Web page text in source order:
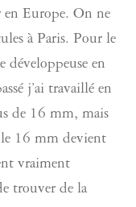
Europe. On ne
à Paris. Pour le
en
j’ai travaillé en
de 16 mm, mais
le 16 mm devient
vraiment
trouver de la